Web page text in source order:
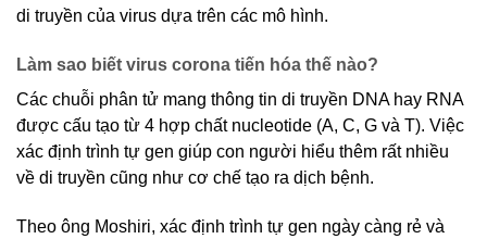
di truyền của virus dựa trên các mô hình.
Làm sao biết virus corona tiến hóa thế nào?
Các chuỗi phân tử mang thông tin di truyền DNA hay RNA
được cấu tạo từ 4 hợp chất nucleotide (A, C, G và T). Việc
xác định trình tự gen giúp con người hiểu thêm rất nhiều
về di truyền cũng như cơ chế tạo ra dịch bệnh.
Theo ông Moshiri, xác định trình tự gen ngày càng rẻ và